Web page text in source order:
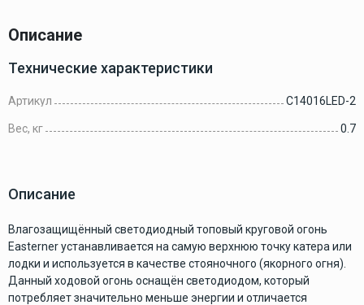
Описание
Технические характеристики
Артикул C14016LED-2
Вес, кг 0.7
Описание
Влагозащищённый светодиодный топовый круговой огонь
Easterner устанавливается на самую верхнюю точку катера или
лодки и используется в качестве стояночного (якорного огня).
Данный ходовой огонь оснащён светодиодом, который
потребляет значительно меньше энергии и отличается